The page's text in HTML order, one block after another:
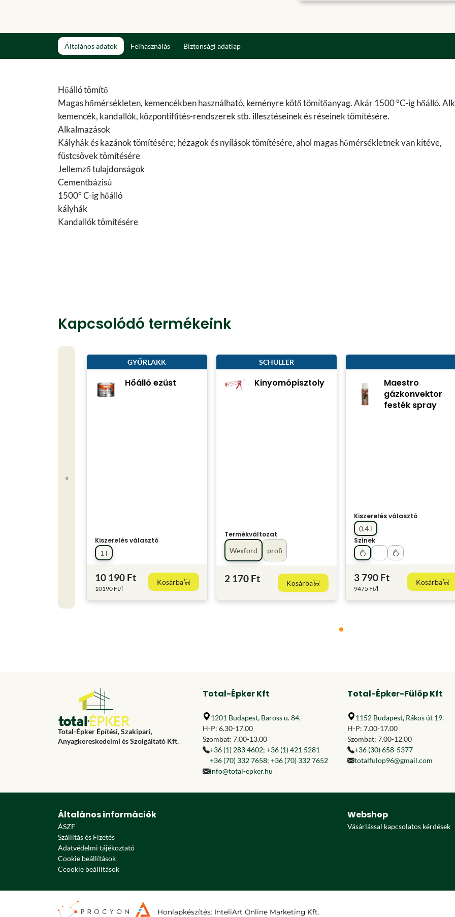
Általános adatok Felhasználás Biztonsági adatlap
Hőálló tömítő
Magas hőmérsékleten, kemencékben használható, keményre kötő tömítőanyag. Akár 1500 °C-ig hőálló.
kemencék, kandallók, központifűtés-rendszerek stb. illesztéseinek és réseinek tömítésére.
Alkalmazások
Kályhák és kazánok tömítésére; hézagok és nyílások tömítésére, ahol magas hőmérsékletnek van kitéve,
füstcsövek tömítésére
Jellemző tulajdonságok
Cementbázisú
1500° C-ig hőálló
kályhák
Kandallók tömítésére
Kapcsolódó termékeink
«
GYŐRLAKK
Hőálló ezüst
Kiszerelés választó
1 l
10 190 Ft
10190 Ft/l
Kosárba
SCHULLER
Kinyomópisztoly
Termékváltozat
Wexford
profi
2 170 Ft Kosárba
Maestro
gázkonvektor
festék spray
Kiszerelés választó
0.4 l
Színek
3 790 Ft
9475 Ft/l
Kosárba
Total-Épker Építési, Szakipari,
Anyagkereskedelmi és Szolgáltató Kft.
Total-Épker Kft
1201 Budapest, Baross u. 84.
H-P: 6.30-17.00
Szombat: 7.00-13.00
+36 (1) 283 4602; +36 (1) 421 5281
+36 (70) 332 7658; +36 (70) 332 7652
info@total-epker.hu
Total-Épker-Fülöp Kft
1152 Budapest, Rákos út 19.
H-P: 7.00-17.00
Szombat: 7.00-12.00
+36 (30) 658-5377
totalfulop96@gmail.com
Általános információk
ÁSZF
Szállítás és Fizetés
Adatvédelmi tájékoztató
Cookie beállítások
Ccookie beállítások
Webshop
Vásárlással kapcsolatos kérdések
Honlapkészítés: InteliArt Online Marketing Kft.